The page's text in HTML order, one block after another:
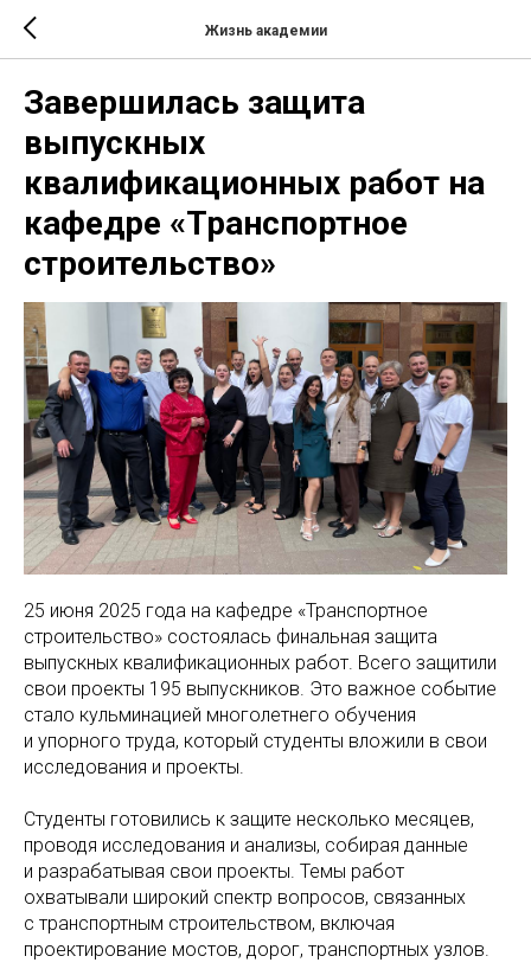
Жизнь академии
Завершилась защита
выпускных
квалификационных работ на
кафедре «Транспортное
строительство»
25 июня 2025 года на кафедре «Транспортное
строительство» состоялась финальная защита
выпускных квалификационных работ. Всего защитили
свои проекты 195 выпускников. Это важное событие
стало кульминацией многолетнего обучения
и упорного труда, который студенты вложили в свои
исследования и проекты.
Студенты готовились к защите несколько месяцев,
проводя исследования и анализы, собирая данные
и разрабатывая свои проекты. Темы работ
охватывали широкий спектр вопросов, связанных
с транспортным строительством, включая
проектирование мостов, дорог, транспортных узлов.